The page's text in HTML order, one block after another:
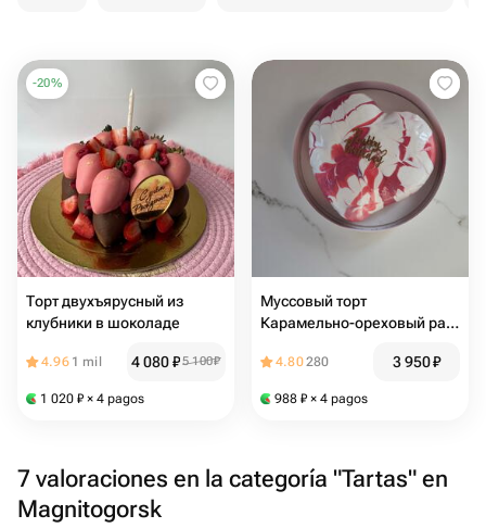
-20%
Торт двухъярусный из
клубники в шоколаде
4.96 1 mil 4 080₽5 100₽
1 020 ₽ × 4 pagos
Муссовый торт
Карамельно-ореховый раф
4.80280 3 950₽
988 ₽ × 4 pagos
7 valoraciones en la categoría "Tartas" en
Magnitogorsk